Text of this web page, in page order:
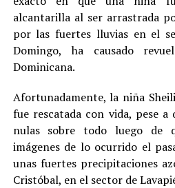
alcantarilla al ser arrastrada
por las fuertes lluvias en el
Domingo, ha causado
Dominicana.
Afortunadamente, la niña
fue rescatada con vida, pese a
nulas sobre todo luego de
imágenes de lo ocurrido el
unas fuertes precipitaciones
Cristóbal, en el sector de